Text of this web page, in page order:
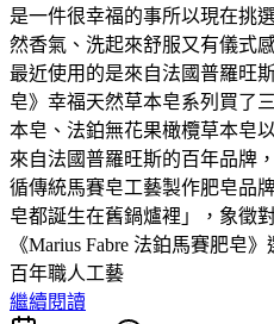
是一件很幸福的事所以現在挑
然香氣、洗起來舒服又有儀式
最近使用的是來自法國普羅旺
皂》幸福天然草本皂系列買了
本皂、法鉑無花果橄欖草本皂
來自法國普羅旺斯的百年品牌
循傳統馬賽皂工藝製作肥皂品
皂都誕生在舊鍋爐裡」，象徵
《Marius Fabre 法鉑馬賽肥皂
百年職人工藝
繼續閱讀